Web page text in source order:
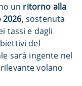
un ritorno alla
2026, sostenuta
tassi e dagli
del
sarà ingente nel
volano